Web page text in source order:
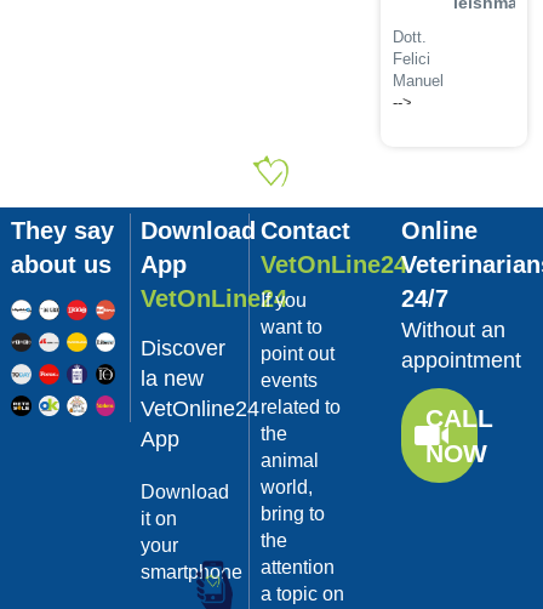
Dott.
Felici
Manuel
-->
Dott.
Domenico
Tomei
Guarda
Tumore
Dott.
They say
about us
Download
App
VetOnLine24
Discover
la new
VetOnline24
App
Download
it on
your
smartphone
Contact
VetOnLine24
If you
want to
point out
events
related to
the
animal
world,
bring to
the
attention
a topic on
Online
24/7
Without an
appointment
CALL
NOW